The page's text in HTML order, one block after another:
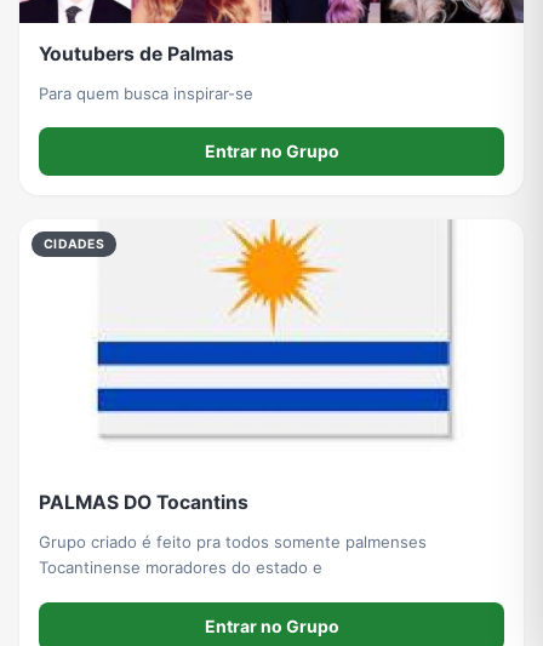
Youtubers de Palmas
Para quem busca inspirar-se
Entrar no Grupo
CIDADES
PALMAS DO Tocantins
Grupo criado é feito pra todos somente palmenses
Tocantinense moradores do estado e
Entrar no Grupo